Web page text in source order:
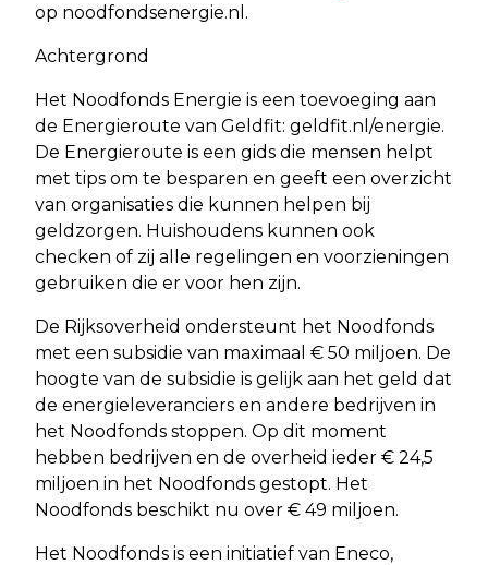
op noodfondsenergie.nl.
Achtergrond
Het Noodfonds Energie is een toevoeging aan
de Energieroute van Geldfit: geldfit.nl/energie.
De Energieroute is een gids die mensen helpt
met tips om te besparen en geeft een overzicht
van organisaties die kunnen helpen bij
geldzorgen. Huishoudens kunnen ook
checken of zij alle regelingen en voorzieningen
gebruiken die er voor hen zijn.
De Rijksoverheid ondersteunt het Noodfonds
met een subsidie van maximaal € 50 miljoen. De
hoogte van de subsidie is gelijk aan het geld dat
de energieleveranciers en andere bedrijven in
het Noodfonds stoppen. Op dit moment
hebben bedrijven en de overheid ieder € 24,5
miljoen in het Noodfonds gestopt. Het
Noodfonds beschikt nu over € 49 miljoen.
Het Noodfonds is een initiatief van Eneco,